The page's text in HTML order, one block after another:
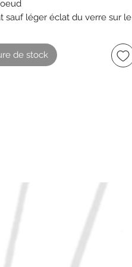
sauf léger éclat du verre sur le
11.5 cm x 21 cm
de stock